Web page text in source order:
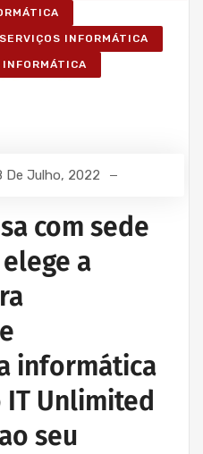
INFORMÁTICA
De Julho, 2022
com sede
a
informática
Unlimited
seu